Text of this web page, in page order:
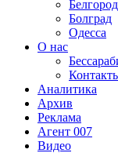
Болград
Одесса
О нас
Аналитика
Архив
Реклама
Агент 007
Видео